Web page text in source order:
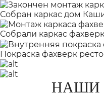
Собран каркас дом
Собрали каркас
Покраска фахверк
НАШИ